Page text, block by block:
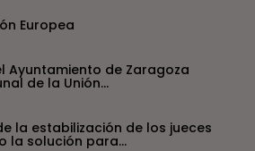
Europea
Ayuntamiento de Zaragoza
de la Unión...
la estabilización de los jueces
la solución para...